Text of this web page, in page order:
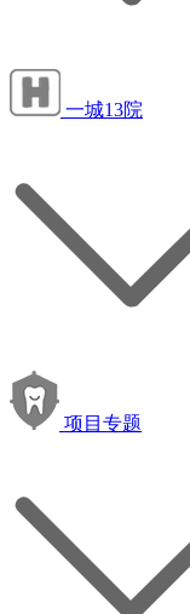
一城13院
项目专题